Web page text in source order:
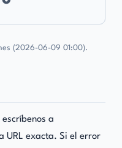
(2026-06-09 01:00).
a
URL exacta. Si el error